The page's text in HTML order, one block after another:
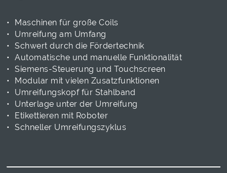
Maschinen für große Coils
Umreifung am Umfang
Schwert durch die Fördertechnik
Automatische und manuelle Funktionalität
Siemens-Steuerung und Touchscreen
Modular mit vielen Zusatzfunktionen
Umreifungskopf für Stahlband
Unterlage unter der Umreifung
Etikettieren mit Roboter
Schneller Umreifungszyklus